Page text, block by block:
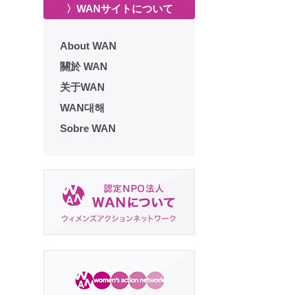
〉WANサイトについて
About WAN
關於 WAN
关于WAN
WAN대해
Sobre WAN